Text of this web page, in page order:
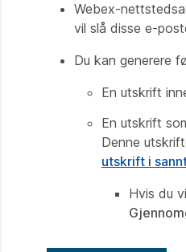
Webex-
vil slå disse e-
Du kan generere
En utskrift
En utskrift
Denne
utskrift i
Hvis du